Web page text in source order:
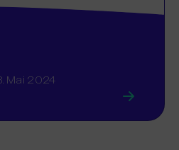
Mai 2024